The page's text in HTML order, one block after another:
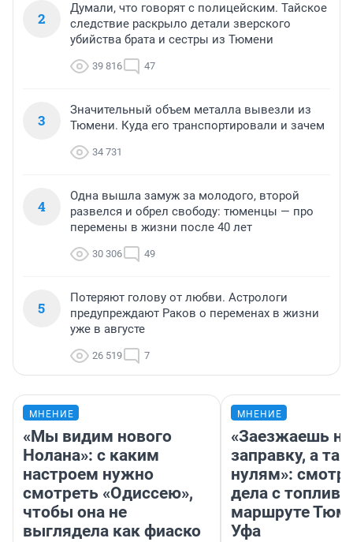
2
Думали, что говорят с полицейским. Тайское
следствие раскрыло детали зверского
убийства брата и сестры из Тюмени
39 816 47
3
Значительный объем металла вывезли из
Тюмени. Куда его транспортировали и зачем
34 731
4
Одна вышла замуж за молодого, второй
развелся и обрел свободу: тюменцы — про
перемены в жизни после 40 лет
30 306 49
5
Потеряют голову от любви. Астрологи
предупреждают Раков о переменах в жизни
уже в августе
26 519 7
МНЕНИЕ
«Мы видим нового
Нолана»: с каким
настроем нужно
смотреть «Одиссею»,
чтобы она не
выглядела как фиаско
МНЕНИЕ
«Заезжаешь на
заправку, а
нулям»:
дела с
маршруте
Уфа